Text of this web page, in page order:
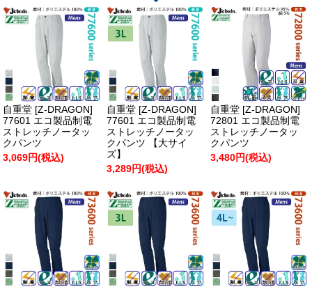
自重堂 [Z-DRAGON]
77601 エコ製品制電
ストレッチノータッ
クパンツ
3,069円(税込)
自重堂 [Z-DRAGON]
77601 エコ製品制電
ストレッチノータッ
クパンツ 【大サイ
ズ】
3,289円(税込)
自重堂 [Z-DRAGON]
72801 エコ製品制電
ストレッチノータッ
クパンツ
3,480円(税込)